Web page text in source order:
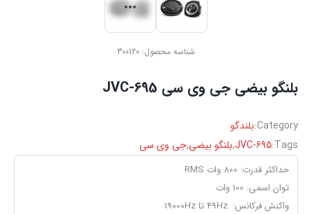
شناسه محصول: 300120
بلنگو بیضی جی وی سی JVC-695
Category: بلندگو
Tags:
JVC-695
,بلنگو بیضی,جی وی سی
حداکثر قدرت: 800 وات RMS
توان اسمی: 100 وات
واکنش فرکانس: 49Hz تا 19000Hz